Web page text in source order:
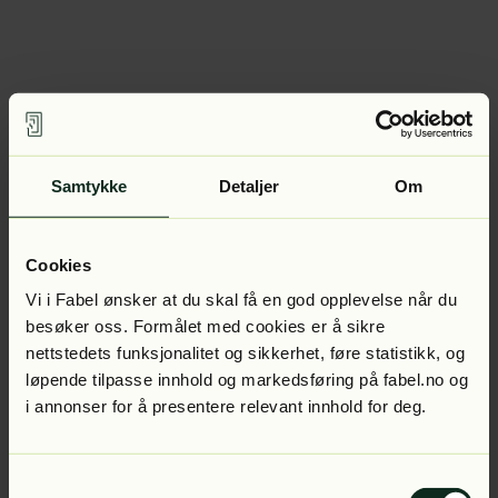
Samtykke Detaljer Om
Cookies
Vi i Fabel ønsker at du skal få en god opplevelse når du
besøker oss. Formålet med cookies er å sikre
nettstedets funksjonalitet og sikkerhet, føre statistikk, og
løpende tilpasse innhold og markedsføring på fabel.no og
i annonser for å presentere relevant innhold for deg.